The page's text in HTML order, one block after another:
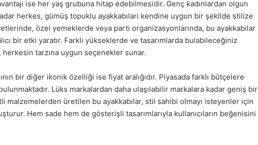
ise her yaş grubuna hitap edebilmesidir. Genç kadınlardan olgun
herkes, gümüş topuklu ayakkabıları kendine uygun bir şekilde stilize
özel yemeklerde veya parti organizasyonlarında, bu ayakkabılar
bir etki yaratır. Farklı yükseklerde ve tasarımlarda bulabileceğiniz
herkesin tarzına uygun seçenekler sunar.
bir diğer ikonik özelliği ise fiyat aralığıdır. Piyasada farklı bütçelere
Lüks markalardan daha ulaşılabilir markalara kadar geniş bir
malzemelerden üretilen bu ayakkabılar, stil sahibi olmayı isteyenler için
Hem sade hem de gösterişli tasarımlarıyla kullanıcıların beğenisini